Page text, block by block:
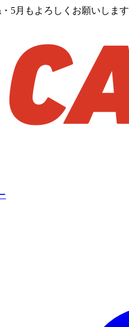
5月もよろしくお願いしま